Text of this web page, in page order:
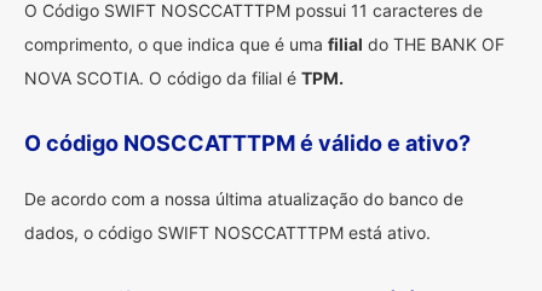
O Código SWIFT NOSCCATTTPM possui 11 caracteres de
comprimento, o que indica que é uma filial do THE BANK OF
NOVA SCOTIA. O código da filial é TPM.
O código NOSCCATTTPM é válido e ativo?
De acordo com a nossa última atualização do banco de
dados, o código SWIFT NOSCCATTTPM está ativo.